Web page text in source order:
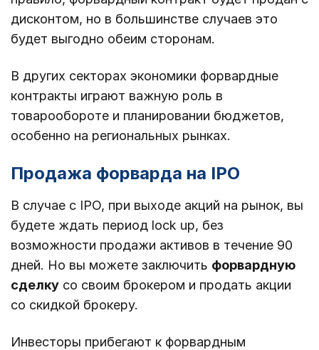
дисконтом, но в большинстве случаев это
будет выгодно обеим сторонам.
В других секторах экономики форвардные
контракты играют важную роль в
товарообороте и планировании бюджетов,
особенно на региональных рынках.
Продажа форварда на IPO
В случае с IPO, при выходе акций на рынок, вы
будете ждать период lock up, без
возможности продажи активов в течение 90
дней. Но вы можете заключить форвардную
сделку со своим брокером и продать акции
со скидкой брокеру.
Инвесторы прибегают к форвардным